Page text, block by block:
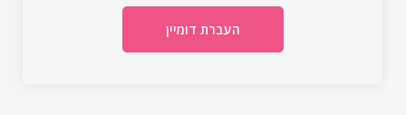
העברת דומיין